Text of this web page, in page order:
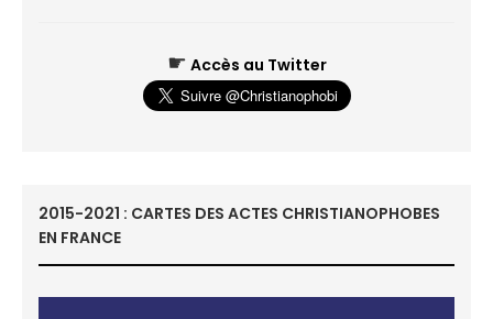
☛ Accès au Twitter
2015-2021 : CARTES DES ACTES CHRISTIANOPHOBES
EN FRANCE